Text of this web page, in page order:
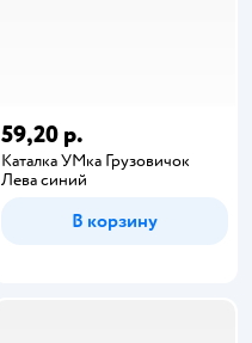
59,20 р.
Каталка УМка Грузовичок
Лева синий
В корзину